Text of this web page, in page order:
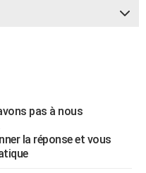
pas à nous
la réponse et vous